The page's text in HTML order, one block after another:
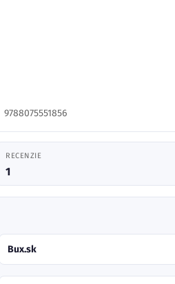
9788075551856
RECENZIE
1
Bux.sk